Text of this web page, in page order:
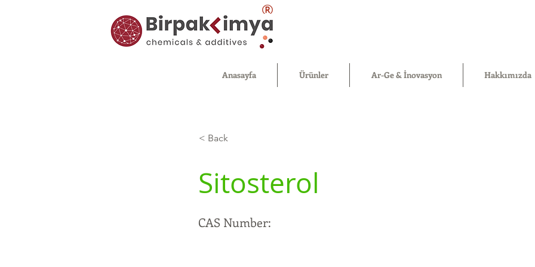
®
Anasayfa Ürünler Ar-Ge & İnovasyon Hakkımızda
< Back
Sitosterol
CAS Number: